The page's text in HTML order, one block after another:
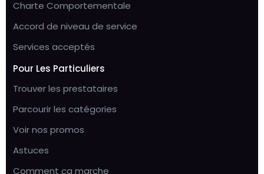
Charte Comportementale
Accord de niveau de service
Services acceptés
Pour Les Particuliers
Trouver les prestataires
Parcourir les catégories
Voir nos promos
Astuces
Comment ça marche